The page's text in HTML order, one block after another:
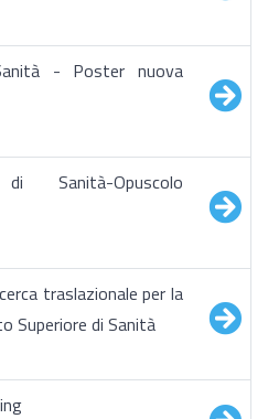
- Poster nuova
Sanità-Opuscolo
traslazionale per la
Superiore di Sanità